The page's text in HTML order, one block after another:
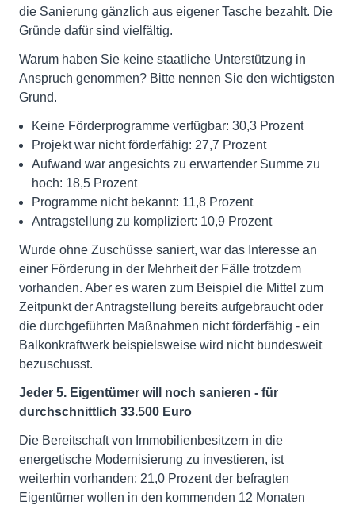
die Sanierung gänzlich aus eigener Tasche bezahlt. Die
Gründe dafür sind vielfältig.
Warum haben Sie keine staatliche Unterstützung in
Anspruch genommen? Bitte nennen Sie den wichtigsten
Grund.
Keine Förderprogramme verfügbar: 30,3 Prozent
Projekt war nicht förderfähig: 27,7 Prozent
Aufwand war angesichts zu erwartender Summe zu
hoch: 18,5 Prozent
Programme nicht bekannt: 11,8 Prozent
Antragstellung zu kompliziert: 10,9 Prozent
Wurde ohne Zuschüsse saniert, war das Interesse an
einer Förderung in der Mehrheit der Fälle trotzdem
vorhanden. Aber es waren zum Beispiel die Mittel zum
Zeitpunkt der Antragstellung bereits aufgebraucht oder
die durchgeführten Maßnahmen nicht förderfähig - ein
Balkonkraftwerk beispielsweise wird nicht bundesweit
bezuschusst.
Jeder 5. Eigentümer will noch sanieren - für
durchschnittlich 33.500 Euro
Die Bereitschaft von Immobilienbesitzern in die
energetische Modernisierung zu investieren, ist
weiterhin vorhanden: 21,0 Prozent der befragten
Eigentümer wollen in den kommenden 12 Monaten